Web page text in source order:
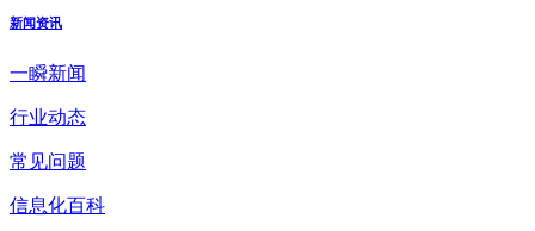
新闻资讯
一瞬新闻
行业动态
常见问题
信息化百科